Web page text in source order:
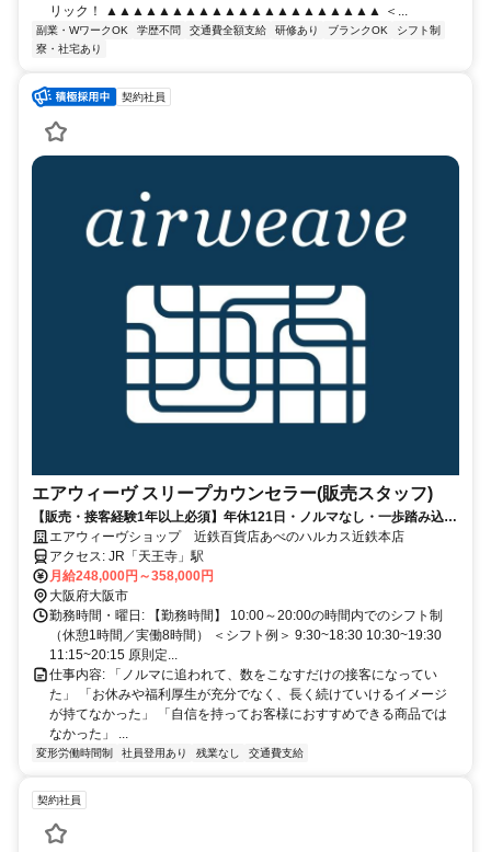
リック！ ▲▲▲▲▲▲▲▲▲▲▲▲▲▲▲▲▲▲▲▲▲ ＜...
副業・WワークOK 学歴不問 交通費全額支給 研修あり ブランクOK
シフト制
寮・社宅あり
契約社員
エアウィーヴ スリープカウンセラー(販売スタッフ)
【販売・接客経験1年以上必須】年休121日・ノルマなし・一歩踏み込ん
だ提案に挑戦するカウンセラー☆
エアウィーヴショップ 近鉄百貨店あべのハルカス近鉄本店
アクセス: JR「天王寺」駅
月給248,000円～358,000円
大阪府大阪市
勤務時間・曜日: 【勤務時間】 10:00～20:00の時間内でのシフト制
（休憩1時間／実働8時間） ＜シフト例＞ 9:30~18:30 10:30~19:30
11:15~20:15 原則定...
仕事内容: 「ノルマに追われて、数をこなすだけの接客になってい
た」 「お休みや福利厚生が充分でなく、長く続けていけるイメージ
が持てなかった」 「自信を持ってお客様におすすめできる商品では
なかった」 ...
変形労働時間制 社員登用あり 残業なし 交通費支給
契約社員